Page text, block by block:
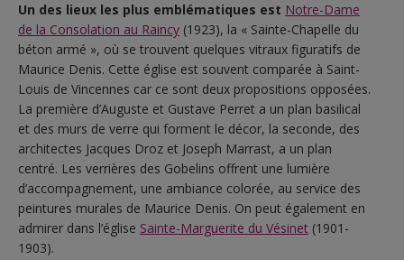
Un des lieux les plus emblématiques est Notre-Dame
de la Consolation au Raincy (1923), la « Sainte-Chapelle du
béton armé », où se trouvent quelques vitraux figuratifs de
Maurice Denis. Cette église est souvent comparée à Saint-
Louis de Vincennes car ce sont deux propositions opposées.
La première d’Auguste et Gustave Perret a un plan basilical
et des murs de verre qui forment le décor, la seconde, des
architectes Jacques Droz et Joseph Marrast, a un plan
centré. Les verrières des Gobelins offrent une lumière
d’accompagnement, une ambiance colorée, au service des
peintures murales de Maurice Denis. On peut également en
admirer dans l’église Sainte-Marguerite du Vésinet (1901-
1903).